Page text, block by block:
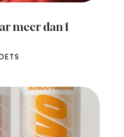
meer dan 1